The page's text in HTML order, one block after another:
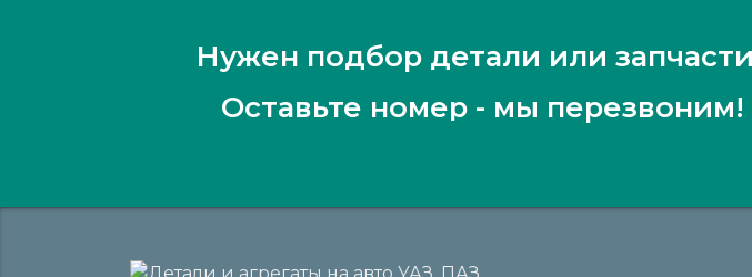
Нужен подбор детали или
Оставьте номер - мы перезвоним!